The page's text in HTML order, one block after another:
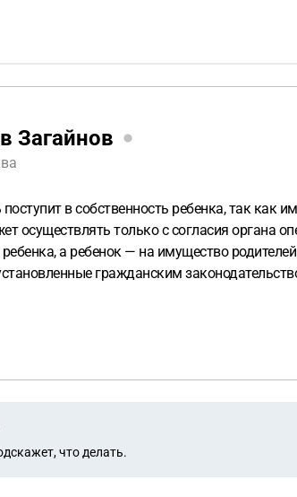
Загайнов
в собственность ребенка, так
осуществлять только с согласия органа
а ребенок — на имущество
гражданским
что делать.